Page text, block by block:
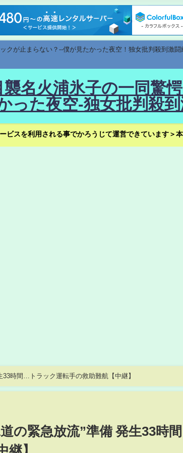
が止まらない？--僕が見たかった夜空！独女批判殺到激
名火浦氷子の一同驚
った夜空-独女批判殺
ビスを利用される事でかろうじて運営できています＞
現場】道路陥没“下水道の緊急放流”準備 発生33時間…トラック運転手の救助難航【中継】
の緊急放流”準備 発生33時
継】